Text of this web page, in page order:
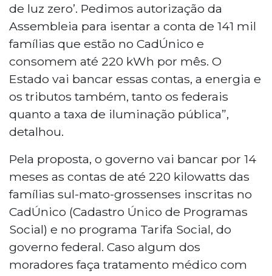
de luz zero’. Pedimos autorização da
Assembleia para isentar a conta de 141 mil
famílias que estão no CadÚnico e
consomem até 220 kWh por mês. O
Estado vai bancar essas contas, a energia e
os tributos também, tanto os federais
quanto a taxa de iluminação pública”,
detalhou.
Pela proposta, o governo vai bancar por 14
meses as contas de até 220 kilowatts das
famílias sul-mato-grossenses inscritas no
CadÚnico (Cadastro Único de Programas
Social) e no programa Tarifa Social, do
governo federal. Caso algum dos
moradores faça tratamento médico com